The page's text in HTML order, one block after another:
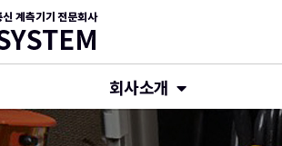
회사소개